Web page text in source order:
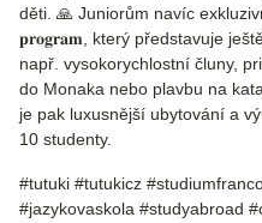
děti. 🙏 Juniorům navíc
𝐩𝐫𝐨𝐠𝐫𝐚𝐦, který představuje
např. vysokorychlostní čluny,
do Monaka nebo plavbu na
je pak luxusnější ubytování a
10 studenty.
#tutuki #tutukicz
#jazykovaskola #studyabroad